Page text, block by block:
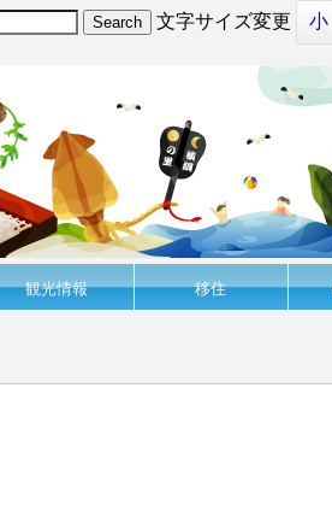
文字サイズ変更 小
観光情報 移住